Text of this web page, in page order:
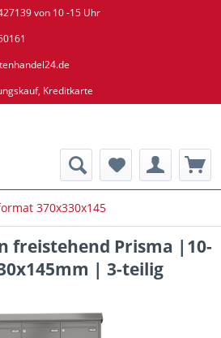
von 10 -15 Uhr
Kreditkarte
370x330x145
freistehend Prisma |10-​
| 3-teilig